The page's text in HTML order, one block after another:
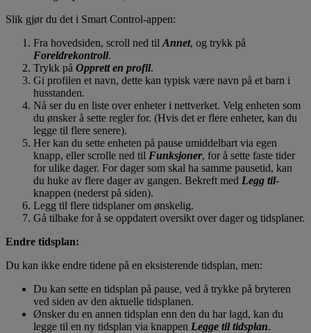
Slik gjør du det i Smart Control-appen:
Fra hovedsiden, scroll ned til Annet, og trykk på
Foreldrekontroll.
Trykk på Opprett en profil.
Gi profilen et navn, dette kan typisk være navn på et barn i
husstanden.
Nå ser du en liste over enheter i nettverket. Velg enheten som
du ønsker å sette regler for. (Hvis det er flere enheter, kan du
legge til flere senere).
Her kan du sette enheten på pause umiddelbart via egen
knapp, eller scrolle ned til Funksjoner, for å sette faste tider
for ulike dager. For dager som skal ha samme pausetid, kan
du huke av flere dager av gangen. Bekreft med Legg til-
knappen (nederst på siden).
Legg til flere tidsplaner om ønskelig.
Gå tilbake for å se oppdatert oversikt over dager og tidsplaner.
Endre tidsplan:
Du kan ikke endre tidene på en eksisterende tidsplan, men:
Du kan sette en tidsplan på pause, ved å trykke på bryteren
ved siden av den aktuelle tidsplanen.
Ønsker du en annen tidsplan enn den du har lagd, kan du
legge til en ny tidsplan via knappen Legge til tidsplan.